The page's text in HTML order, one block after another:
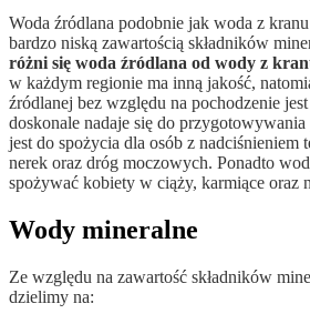
Woda źródlana podobnie jak woda z
bardzo niską zawartością składników
różni się woda źródlana od wody z
w każdym regionie ma inną jakość,
źródlanej bez względu na pochodzenie
doskonale nadaje się do przygotowywania
jest do spożycia dla osób z nadciśnieniem
nerek oraz dróg moczowych. Ponadto
spożywać kobiety w ciąży, karmiące oraz
Wody mineralne
Ze względu na zawartość składników
dzielimy na: